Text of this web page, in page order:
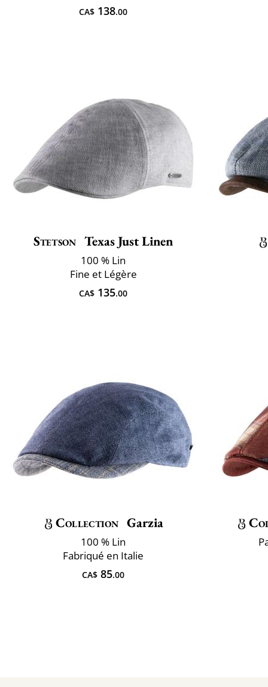
CA$ 138.00
Stetson Texas Just Linen
100 % Lin
Fine et Légère
CA$ 135.00
Collection Garzia
100 % Lin
Fabriqué en Italie
CA$ 85.00